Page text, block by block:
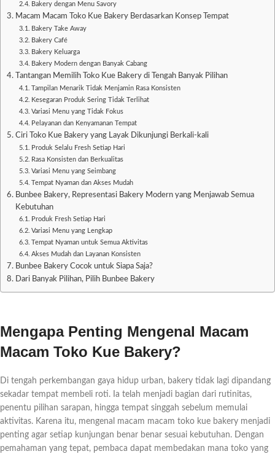
Bakery dengan Menu Savory
Macam Macam Toko Kue Bakery Berdasarkan Konsep Tempat
Bakery Take Away
Bakery Café
Bakery Keluarga
Bakery Modern dengan Banyak Cabang
Tantangan Memilih Toko Kue Bakery di Tengah Banyak Pilihan
Tampilan Menarik Tidak Menjamin Rasa Konsisten
Kesegaran Produk Sering Tidak Terlihat
Variasi Menu yang Tidak Fokus
Pelayanan dan Kenyamanan Tempat
Ciri Toko Kue Bakery yang Layak Dikunjungi Berkali-kali
Produk Selalu Fresh Setiap Hari
Rasa Konsisten dan Berkualitas
Variasi Menu yang Seimbang
Tempat Nyaman dan Akses Mudah
Bunbee Bakery, Representasi Bakery Modern yang Menjawab Semua
Kebutuhan
Produk Fresh Setiap Hari
Variasi Menu yang Lengkap
Tempat Nyaman untuk Semua Aktivitas
Akses Mudah dan Layanan Konsisten
Bunbee Bakery Cocok untuk Siapa Saja?
Dari Banyak Pilihan, Pilih Bunbee Bakery
Mengapa Penting Mengenal Macam
Macam Toko Kue Bakery?
Di tengah perkembangan gaya hidup urban, bakery tidak lagi dipandang
sekadar tempat membeli roti. Ia telah menjadi bagian dari rutinitas,
penentu pilihan sarapan, hingga tempat singgah sebelum memulai
aktivitas. Karena itu, mengenal macam macam toko kue bakery menjadi
penting agar setiap kunjungan benar benar sesuai kebutuhan. Dengan
pemahaman yang tepat, pembaca dapat membedakan mana toko yang